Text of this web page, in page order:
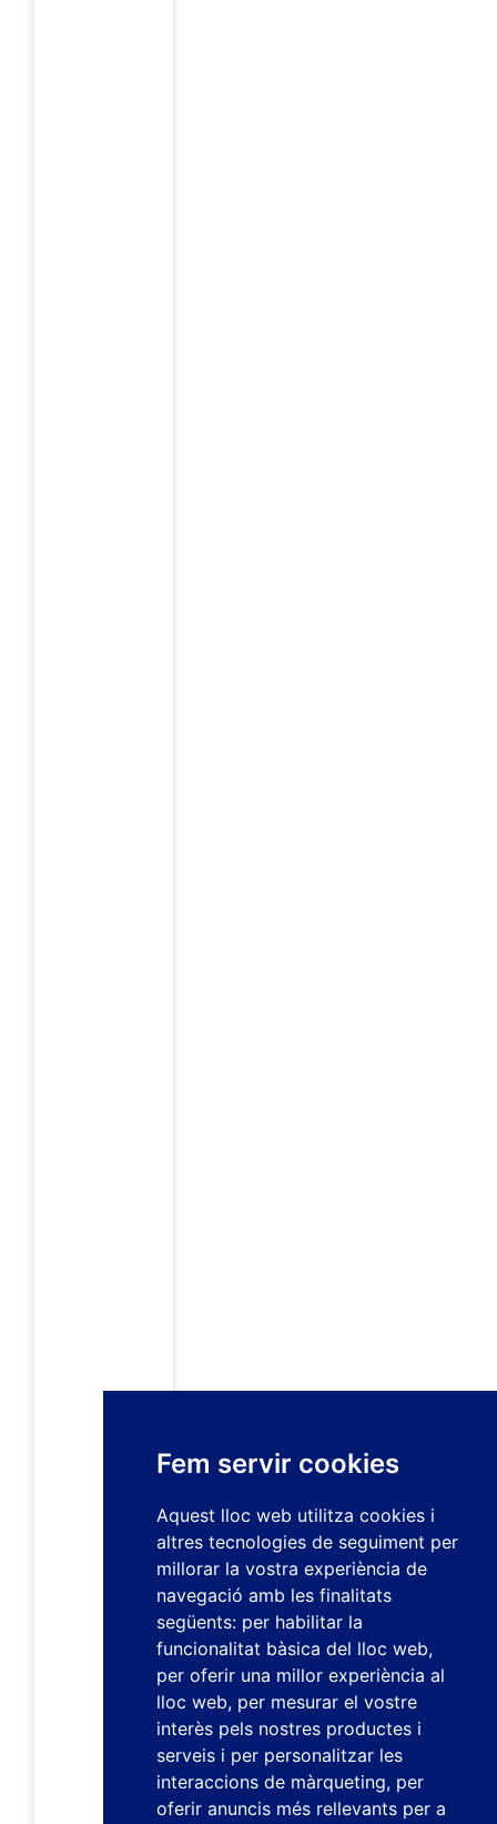
Fem servir cookies
Aquest lloc web utilitza cookies i
altres tecnologies de seguiment per
millorar la vostra experiència de
navegació amb les finalitats
següents: per habilitar la
funcionalitat bàsica del lloc web,
per oferir una millor experiència al
lloc web, per mesurar el vostre
interès pels nostres productes i
serveis i per personalitzar les
interaccions de màrqueting, per
oferir anuncis més rellevants per a